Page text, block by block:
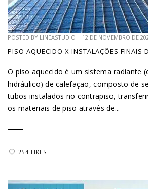
POSTED BY LINEASTUDIO | 12 DE NOVEMBRO DE
PISO AQUECIDO X INSTALAÇÕES FINAIS
O piso aquecido é um sistema radiante
hidráulico) de calefação, composto de
tubos instalados no contrapiso,
os materiais de piso através de...
254 LIKES